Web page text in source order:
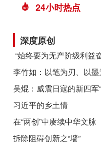
24小时热点
深度原创
习近平的乡土情
在“两创”中赓续中华文脉
拆除阻碍创新之“墙”